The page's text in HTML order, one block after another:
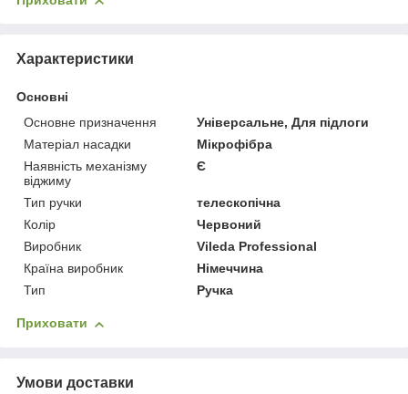
Характеристики
Основні
Основне призначення
Універсальне, Для підлоги
Матеріал насадки
Мікрофібра
Наявність механізму
віджиму
Є
Тип ручки
телескопічна
Колір
Червоний
Виробник
Vileda Professional
Країна виробник
Німеччина
Тип
Ручка
Приховати
Умови доставки